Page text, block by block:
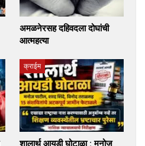
अमळनेरसह दहिवदला दोघांची
आत्महत्या
क्राईम
शालार्थ आयडी घोटाळा : मनोज